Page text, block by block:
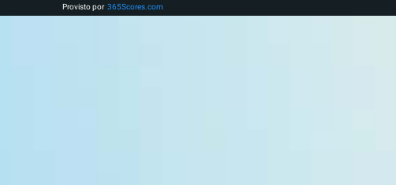
Provisto por 365Scores.com